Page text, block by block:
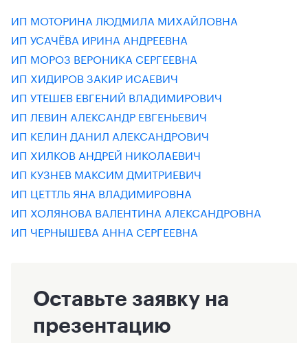
ИП МОТОРИНА ЛЮДМИЛА МИХАЙЛОВНА
ИП УСАЧЁВА ИРИНА АНДРЕЕВНА
ИП МОРОЗ ВЕРОНИКА СЕРГЕЕВНА
ИП ХИДИРОВ ЗАКИР ИСАЕВИЧ
ИП УТЕШЕВ ЕВГЕНИЙ ВЛАДИМИРОВИЧ
ИП ЛЕВИН АЛЕКСАНДР ЕВГЕНЬЕВИЧ
ИП КЕЛИН ДАНИЛ АЛЕКСАНДРОВИЧ
ИП ХИЛКОВ АНДРЕЙ НИКОЛАЕВИЧ
ИП КУЗНЕВ МАКСИМ ДМИТРИЕВИЧ
ИП ЦЕТТЛЬ ЯНА ВЛАДИМИРОВНА
ИП ХОЛЯНОВА ВАЛЕНТИНА АЛЕКСАНДРОВНА
ИП ЧЕРНЫШЕВА АННА СЕРГЕЕВНА
Оставьте заявку на
презентацию